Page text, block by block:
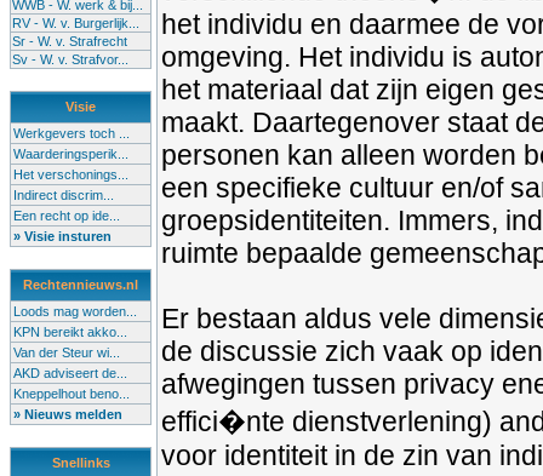
WWB - W. werk & bij...
RV - W. v. Burgerlijk...
Sr - W. v. Strafrecht
Sv - W. v. Strafvor...
Visie
Werkgevers toch ...
Waarderingsperik...
Het verschonings...
Indirect discrim...
Een recht op ide...
» Visie insturen
Rechtennieuws.nl
Loods mag worden...
KPN bereikt akko...
Van der Steur wi...
AKD adviseert de...
Kneppelhout beno...
» Nieuws melden
Snellinks
het individu en daarmee de
omgeving. Het individu is
het materiaal dat zijn eigen
maakt. Daartegenover staat
personen kan alleen worden
een specifieke cultuur en/of
groepsidentiteiten. Immers,
ruimte bepaalde
Er bestaan aldus vele
de discussie zich vaak op
afwegingen tussen privacy
effici�nte dienstverlening)
voor identiteit in de zin van